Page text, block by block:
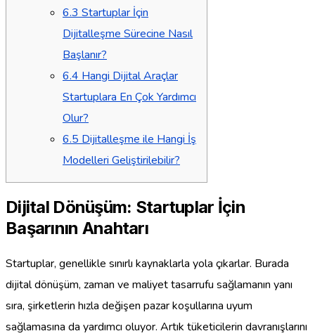
6.3 Startuplar İçin
Dijitalleşme Sürecine Nasıl
Başlanır?
6.4 Hangi Dijital Araçlar
Startuplara En Çok Yardımcı
Olur?
6.5 Dijitalleşme ile Hangi İş
Modelleri Geliştirilebilir?
Dijital Dönüşüm: Startuplar İçin
Başarının Anahtarı
Startuplar, genellikle sınırlı kaynaklarla yola çıkarlar. Burada
dijital dönüşüm, zaman ve maliyet tasarrufu sağlamanın yanı
sıra, şirketlerin hızla değişen pazar koşullarına uyum
sağlamasına da yardımcı oluyor. Artık tüketicilerin davranışlarını